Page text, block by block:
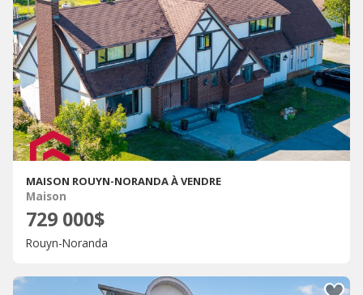
MAISON ROUYN-NORANDA À VENDRE
Maison
729 000$
Rouyn-Noranda